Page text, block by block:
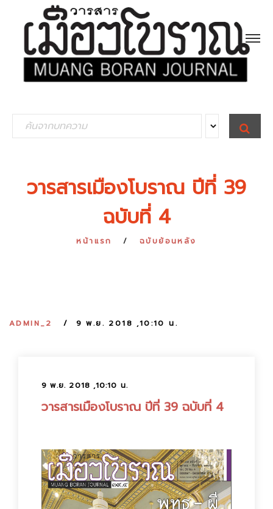
e
S
E
A
วารสารเมืองโบราณ ปีที่ 39
ฉบับที่ 4
หน้าแรก ฉบับย้อนหลัง
ADMIN_2 9 พ.ย. 2018 ,10:10 น.
9 พ.ย. 2018 ,10:10 น.
วารสารเมืองโบราณ ปีที่ 39 ฉบับที่ 4